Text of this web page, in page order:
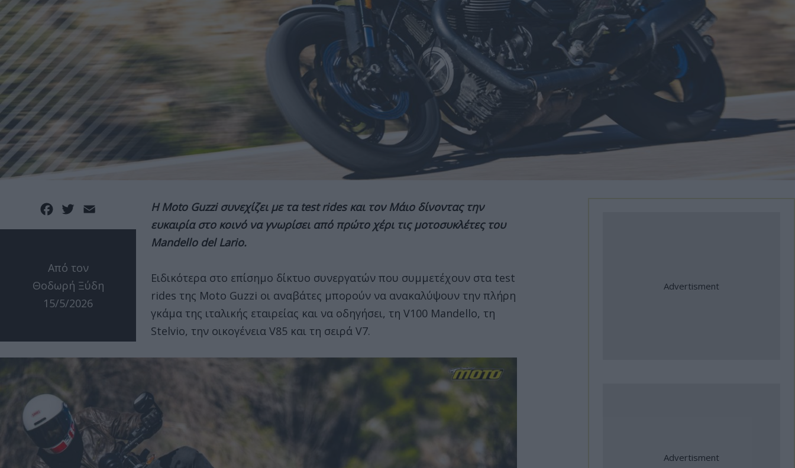
Facebook
Twitter
Από τον
Θοδωρή Ξύδη
15/5/2026
Η Moto Guzzi συνεχίζει με τα test rides και τον Μάιο δίνοντας την
ευκαιρία στο κοινό να γνωρίσει από πρώτο χέρι τις μοτοσυκλέτες του
Mandello del Lario.
Ειδικότερα στο επίσημο δίκτυο συνεργατών που συμμετέχουν στα test
rides της Moto Guzzi οι αναβάτες μπορούν να ανακαλύψουν την πλήρη
γκάμα της ιταλικής εταιρείας και να οδηγήσει, τη V100 Mandello, τη
Stelvio, την οικογένεια V85 και τη σειρά V7.